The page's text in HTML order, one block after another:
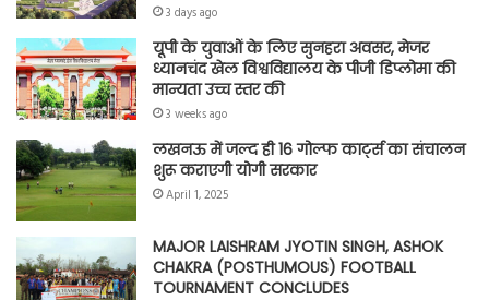
3 days ago
यूपी के युवाओं के लिए सुनहरा अवसर, मेजर
ध्यानचंद खेल विश्वविद्यालय के पीजी डिप्लोमा की
मान्यता उच्च स्तर की
3 weeks ago
लखनऊ में जल्द ही 16 गोल्फ कार्ट्स का संचालन
शुरू कराएगी योगी सरकार
April 1, 2025
MAJOR LAISHRAM JYOTIN SINGH, ASHOK
CHAKRA (POSTHUMOUS) FOOTBALL
TOURNAMENT CONCLUDES